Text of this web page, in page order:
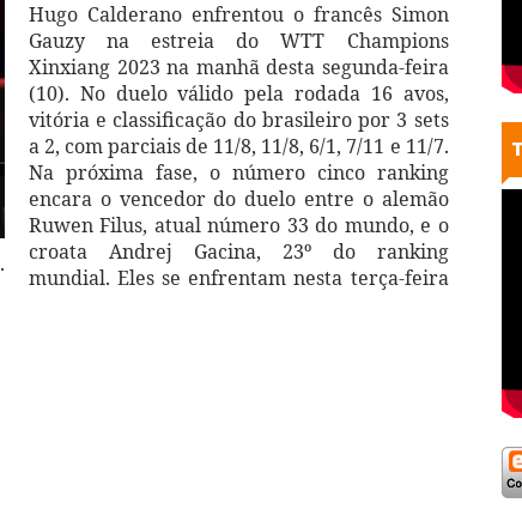
Hugo Calderano enfrentou o francês Simon
Gauzy na estreia do WTT Champions
Xinxiang 2023 na manhã desta segunda-feira
(10). No duelo válido pela rodada 16 avos,
vitória e classificação do brasileiro por 3 sets
a 2, com parciais de 11/8, 11/8, 6/1, 7/11 e 11/7.
Na próxima fase, o número cinco ranking
encara o vencedor do duelo entre o alemão
Ruwen Filus, atual número 33 do mundo, e o
croata Andrej Gacina, 23º do ranking
mundial. Eles se enfrentam nesta terça-feira